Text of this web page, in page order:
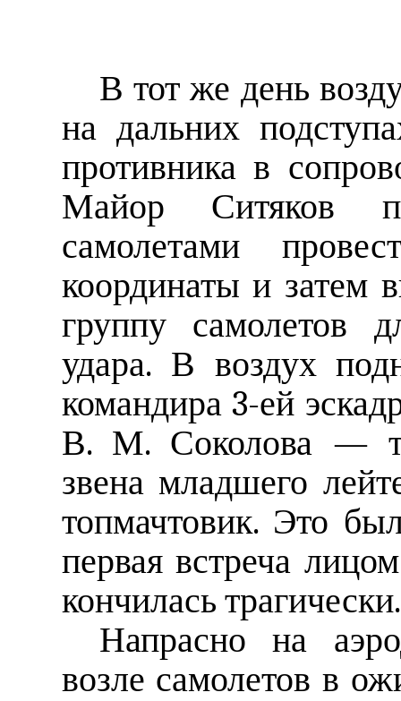
В тот же день
на дальних
противника в
Майор Ситяков
самолетами
координаты и затем
группу самолетов
удара. В воздух
командира 3-ей
В. М. Соколова —
звена младшего
топмачтовик. Это
первая встреча
кончилась
Напрасно на
возле самолетов в